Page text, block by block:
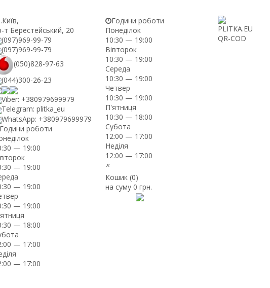
,
т Берестейський, 20
(097)969-99-79
(097)969-99-79
(050)828-97-63
(044)300-26-23
Viber: +380979699979
Telegram: plitka_eu
WhatsApp: +380979699979
роботи
— 19:00
— 19:00
— 19:00
— 19:00
— 18:00
— 17:00
— 17:00
Години роботи
Понеділок
10:30 — 19:00
Вівторок
10:30 — 19:00
Середа
10:30 — 19:00
Четвер
10:30 — 19:00
П'ятниця
10:30 — 18:00
Субота
12:00 — 17:00
Неділя
12:00 — 17:00
×
Кошик (0)
на суму0 грн.